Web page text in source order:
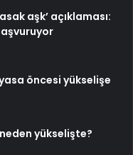
aşk’ açıklaması:
öncesi yükselişe
yükselişte?